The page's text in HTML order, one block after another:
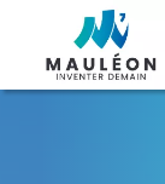
Panneau de